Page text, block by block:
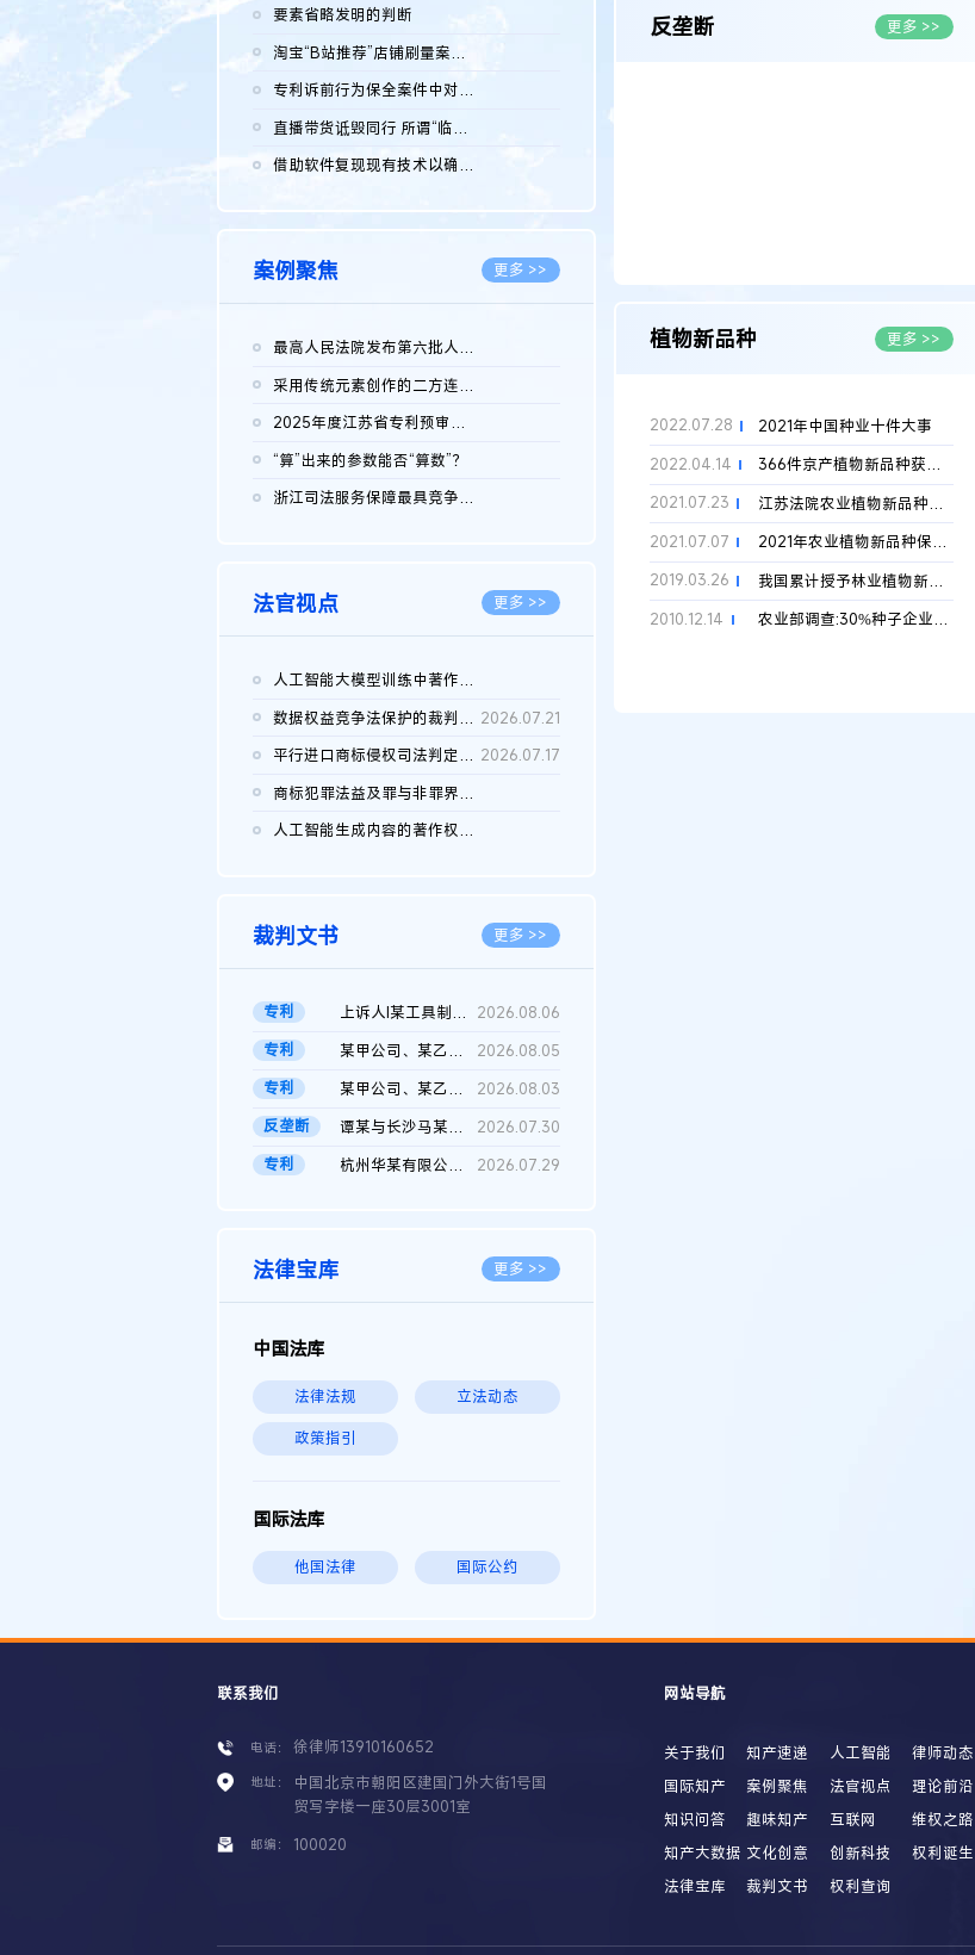
要素省略发明的判断
淘宝“B站推荐”店铺刷量案维持原判，两被告连带赔偿150万元
专利诉前行为保全案件中对仿制药申请人曾作出三类声明的考量及违...
直播带货诋毁同行 所谓“临场发挥”不免责
借助软件复现现有技术以确认相关参数特征是否被公开
案例聚焦 更多 >>
最高人民法院发布第六批人民法院种业知识产权司法保护典型案例 含...
采用传统元素创作的二方连续装饰图案作品的独创性及侵权对比认定
2025年度江苏省专利预审典型案例
“算”出来的参数能否“算数”？
浙江司法服务保障最具竞争力营商环境建设典型案例（第二批）含侵...
法官视点 更多 >>
人工智能大模型训练中著作权的合理使用
2026.07.28
数据权益竞争法保护的裁判路径构建 2026.07.21
平行进口商标侵权司法判定规则的困境与纾解 2026.07.17
商标犯罪法益及罪与非罪界限研究
人工智能生成内容的著作权司法认定：演进逻辑、现实困境与规则建...
裁判文书 更多 >>
专利 上诉人I某工具制品有限公司与被上诉人程某及一审被告中华人民共和...
2026.08.06
专利
某甲公司、某乙公司、某丙公司申请诉前行为保全复议裁定书
2026.08.05
专利
某甲公司、某乙公司、官某与某丙公司专利申请权权属纠纷 二审判决...
2026.08.03
反垄断
谭某与长沙马某堆农产品股份有限公司滥用市场支配地位纠纷二审裁...
2026.07.30
专利
杭州华某有限公司与菲某有限公司侵害发明专利权纠纷 2026.07.29
法律宝库 更多 >>
中国法库
法律法规 立法动态
政策指引
国际法库
他国法律 国际公约
反垄断 更多 >>
植物新品种 更多 >>
2022.07.28
2021年中国种业十件大事
2022.04.14
366件京产植物新品种获得国家授权 占比全国超10%
2021.07.23
江苏法院农业植物新品种保护十大典型案例
2021.07.07
2021年农业植物新品种保护十大典型案例
2019.03.26
我国累计授予林业植物新品种权1763件
2010.12.14
农业部调查:30%种子企业存在侵权违法行为
联系我们
电话： 徐律师13910160652
地址：
中国北京市朝阳区建国门外大街1号国
贸写字楼一座30层3001室
邮编： 100020
网站导航
关于我们 知产速递 人工智能 律师动态
国际知产
案例聚焦 法官视点 理论前沿
知识问答
趣味知产 互联网 维权之路
知产大数据 文化创意 创新科技 权利诞生
法律宝库
裁判文书 权利查询